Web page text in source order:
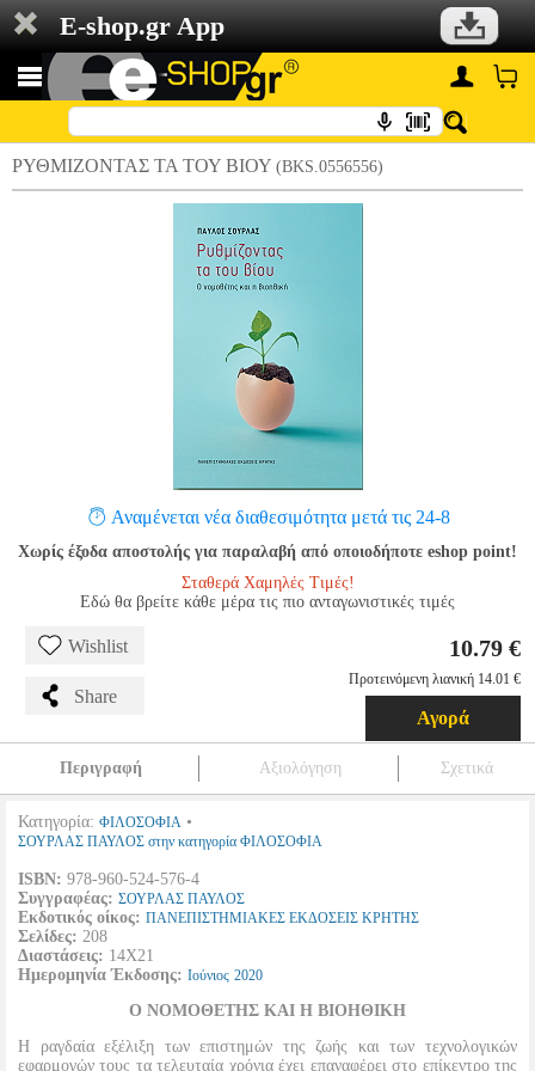
E-shop.gr App
ΡΥΘΜΙΖΟΝΤΑΣ ΤΑ ΤΟΥ ΒΙΟΥ (BKS.0556556)
Αναμένεται νέα διαθεσιμότητα μετά τις 24-8
Χωρίς έξοδα αποστολής για παραλαβή από οποιοδήποτε eshop point!
Σταθερά Χαμηλές Τιμές!
Εδώ θα βρείτε κάθε μέρα τις πιο ανταγωνιστικές τιμές
Wishlist
Share
10.79 €
Προτεινόμενη λιανική 14.01 €
Αγορά
Περιγραφή Αξιολόγηση Σχετικά
Κατηγορία: ΦΙΛΟΣΟΦΙΑ •
ΣΟΥΡΛΑΣ ΠΑΥΛΟΣ στην κατηγορία ΦΙΛΟΣΟΦΙΑ
ISBN: 978-960-524-576-4
Συγγραφέας: ΣΟΥΡΛΑΣ ΠΑΥΛΟΣ
Εκδοτικός οίκος: ΠΑΝΕΠΙΣΤΗΜΙΑΚΕΣ ΕΚΔΟΣΕΙΣ ΚΡΗΤΗΣ
Σελίδες: 208
Διαστάσεις: 14Χ21
Ημερομηνία Έκδοσης: Ιούνιος 2020
Ο ΝΟΜΟΘΕΤΗΣ ΚΑΙ Η ΒΙΟΗΘΙΚΗ
Η ραγδαία εξέλιξη των επιστημών της ζωής και των τεχνολογικών
εφαρμογών τους τα τελευταία χρόνια έχει επαναφέρει στο επίκεντρο της